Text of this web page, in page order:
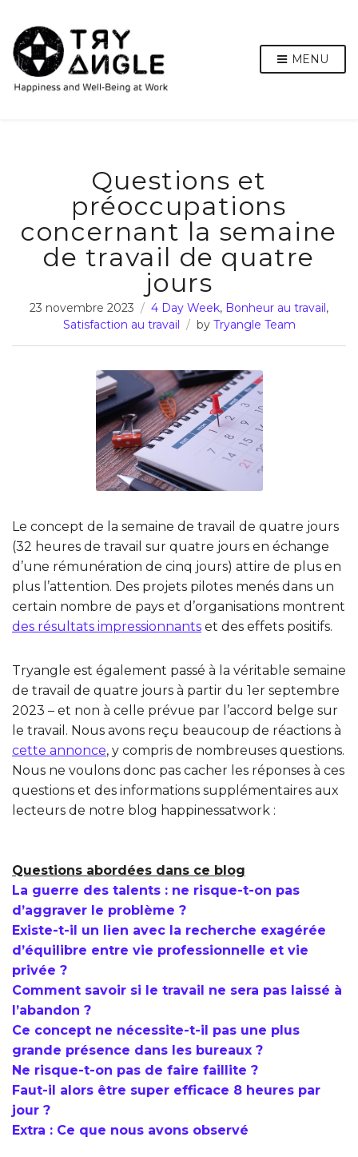
MENU
Questions et
préoccupations
concernant la semaine
de travail de quatre
jours
23 novembre 2023 4 Day Week, Bonheur au travail,
Satisfaction au travail
by Tryangle Team
Le concept de la semaine de travail de quatre jours
(32 heures de travail sur quatre jours en échange
d’une rémunération de cinq jours) attire de plus en
plus l’attention. Des projets pilotes menés dans un
certain nombre de pays et d’organisations montrent
des résultats impressionnants et des effets positifs.
Tryangle est également passé à la véritable semaine
de travail de quatre jours à partir du 1er septembre
2023 – et non à celle prévue par l’accord belge sur
le travail. Nous avons reçu beaucoup de réactions à
cette annonce, y compris de nombreuses questions.
Nous ne voulons donc pas cacher les réponses à ces
questions et des informations supplémentaires aux
lecteurs de notre blog happinessatwork :
Questions abordées dans ce blog
La guerre des talents : ne risque-t-on pas
d’aggraver le problème ?
Existe-t-il un lien avec la recherche exagérée
d’équilibre entre vie professionnelle et vie
privée ?
Comment savoir si le travail ne sera pas laissé à
l’abandon ?
Ce concept ne nécessite-t-il pas une plus
grande présence dans les bureaux ?
Ne risque-t-on pas de faire faillite ?
Faut-il alors être super efficace 8 heures par
jour ?
Extra : Ce que nous avons observé